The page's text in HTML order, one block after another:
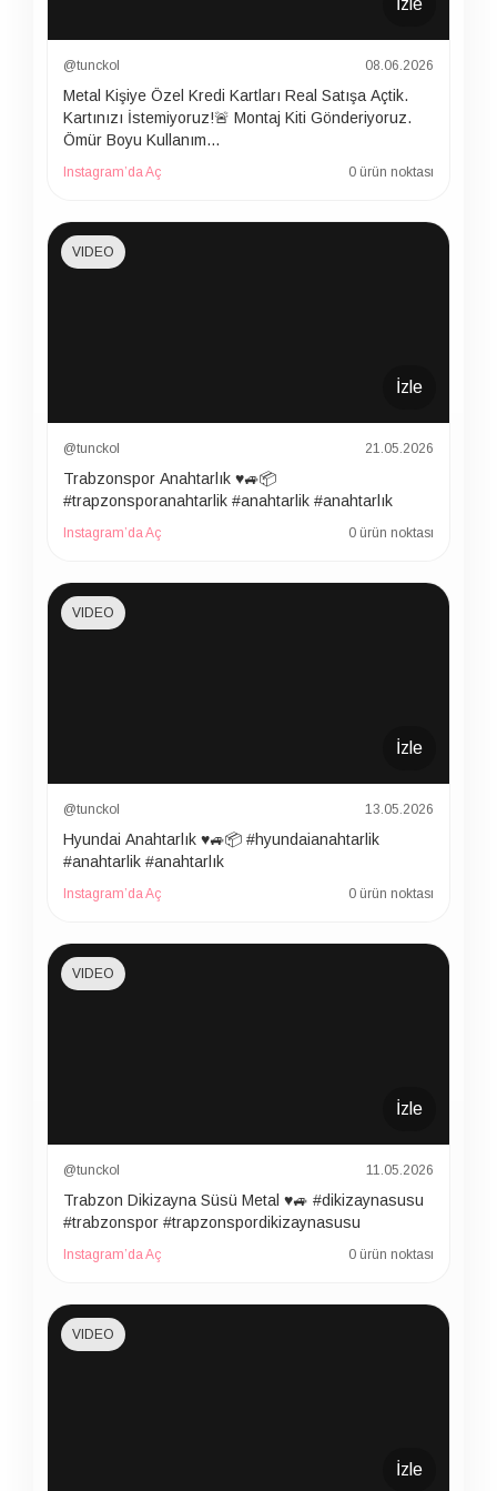
İzle
@tunckol 08.06.2026
Metal Kişiye Özel Kredi Kartları Real Satışa Açtik.
Kartınızı İstemiyoruz!🚨 Montaj Kiti Gönderiyoruz.
Ömür Boyu Kullanım…
Instagram’da Aç 0 ürün noktası
İzle
VIDEO
@tunckol 21.05.2026
Trabzonspor Anahtarlık ♥️🚙📦
#trapzonsporanahtarlik #anahtarlik #anahtarlık
Instagram’da Aç 0 ürün noktası
İzle
VIDEO
@tunckol 13.05.2026
Hyundai Anahtarlık ♥️🚙📦 #hyundaianahtarlik
#anahtarlik #anahtarlık
Instagram’da Aç 0 ürün noktası
İzle
VIDEO
@tunckol 11.05.2026
Trabzon Dikizayna Süsü Metal ♥️🚙 #dikizaynasusu
#trabzonspor #trapzonspordikizaynasusu
Instagram’da Aç 0 ürün noktası
İzle
VIDEO